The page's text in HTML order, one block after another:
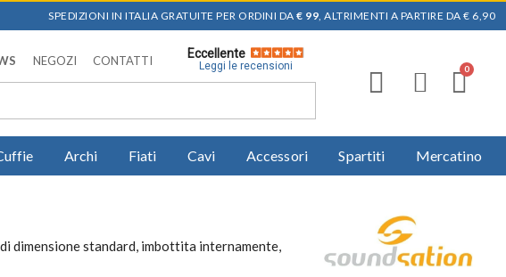
SPEDIZIONI IN ITALIA GRATUITE PER ORDINI DA € 99, ALTRIMENTI A PARTIRE DA € 6,90
NEGOZI CONTATTI
Eccellente
Leggi le recensioni
Archi Fiati Cavi Accessori Spartiti Mercatino
dimensione standard, imbottita internamente,